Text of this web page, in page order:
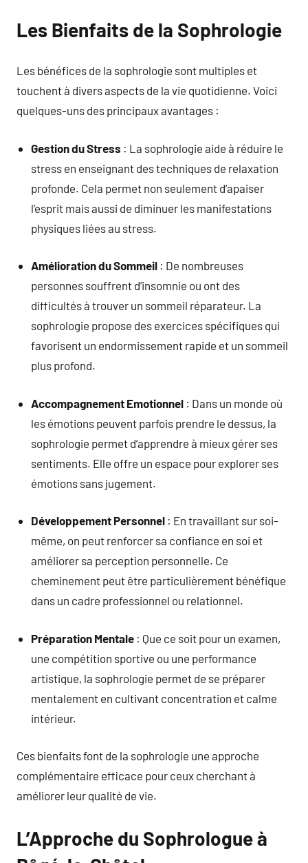
Les Bienfaits de la Sophrologie
Les bénéfices de la sophrologie sont multiples et
touchent à divers aspects de la vie quotidienne. Voici
quelques-uns des principaux avantages :
Gestion du Stress : La sophrologie aide à réduire le
stress en enseignant des techniques de relaxation
profonde. Cela permet non seulement d’apaiser
l’esprit mais aussi de diminuer les manifestations
physiques liées au stress.
Amélioration du Sommeil : De nombreuses
personnes souffrent d’insomnie ou ont des
difficultés à trouver un sommeil réparateur. La
sophrologie propose des exercices spécifiques qui
favorisent un endormissement rapide et un sommeil
plus profond.
Accompagnement Emotionnel : Dans un monde où
les émotions peuvent parfois prendre le dessus, la
sophrologie permet d’apprendre à mieux gérer ses
sentiments. Elle offre un espace pour explorer ses
émotions sans jugement.
Développement Personnel : En travaillant sur soi-
même, on peut renforcer sa confiance en soi et
améliorer sa perception personnelle. Ce
cheminement peut être particulièrement bénéfique
dans un cadre professionnel ou relationnel.
Préparation Mentale : Que ce soit pour un examen,
une compétition sportive ou une performance
artistique, la sophrologie permet de se préparer
mentalement en cultivant concentration et calme
intérieur.
Ces bienfaits font de la sophrologie une approche
complémentaire efficace pour ceux cherchant à
améliorer leur qualité de vie.
L’Approche du Sophrologue à